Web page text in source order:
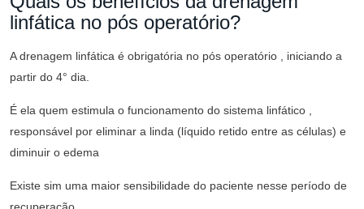
linfática no pós operatório?
A drenagem linfática é obrigatória no pós operatório , iniciando a
partir do 4° dia.
É ela quem estimula o funcionamento do sistema linfático ,
responsável por eliminar a linda (líquido retido entre as células) e
diminuir o edema
Existe sim uma maior sensibilidade do paciente nesse período de